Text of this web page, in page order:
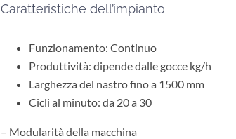
Caratteristiche dell’impianto
Funzionamento: Continuo
Produttività: dipende dalle gocce kg/h
Larghezza del nastro fino a 1500 mm
Cicli al minuto: da 20 a 30
– Modularità della macchina